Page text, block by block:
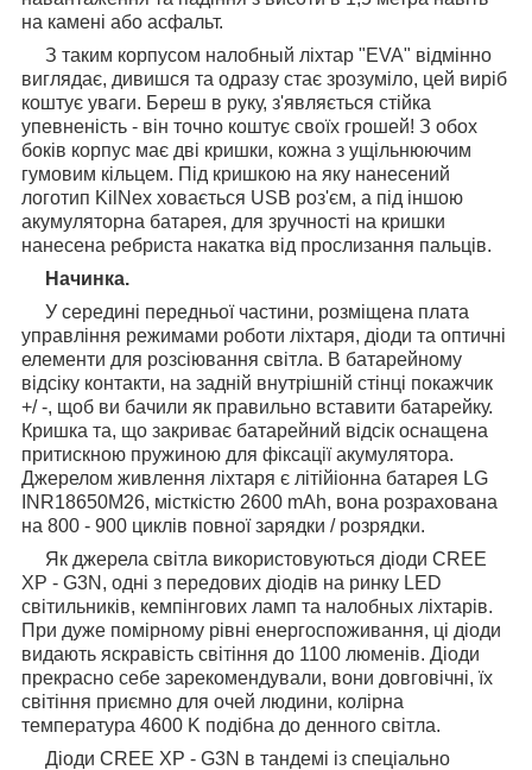
на камені або асфальт.
З таким корпусом налобный ліхтар "EVA" відмінно
виглядає, дивишся та одразу стає зрозуміло, цей виріб
коштує уваги. Береш в руку, з'являється стійка
упевненість - він точно коштує своїх грошей! З обох
боків корпус має дві кришки, кожна з ущільнюючим
гумовим кільцем. Під кришкою на яку нанесений
логотип KilNex ховається USB роз'єм, а під іншою
акумуляторна батарея, для зручності на кришки
нанесена ребриста накатка від прослизання пальців.
Начинка.
У середині передньої частини, розміщена плата
управління режимами роботи ліхтаря, діоди та оптичні
елементи для розсіювання світла. В батарейному
відсіку контакти, на задній внутрішній стінці покажчик
+/ -, щоб ви бачили як правильно вставити батарейку.
Кришка та, що закриває батарейний відсік оснащена
притискною пружиною для фіксації акумулятора.
Джерелом живлення ліхтаря є літійіонна батарея LG
INR18650M26, місткістю 2600 mAh, вона розрахована
на 800 - 900 циклів повної зарядки / розрядки.
Як джерела світла використовуються діоди CREE
XP - G3N, одні з передових діодів на ринку LED
світильників, кемпінгових ламп та налобных ліхтарів.
При дуже помірному рівні енергоспоживання, ці діоди
видають яскравість світіння до 1100 люменів. Діоди
прекрасно себе зарекомендували, вони довговічні, їх
світіння приємно для очей людини, колірна
температура 4600 K подібна до денного світла.
Діоди CREE XP - G3N в тандемі із спеціально